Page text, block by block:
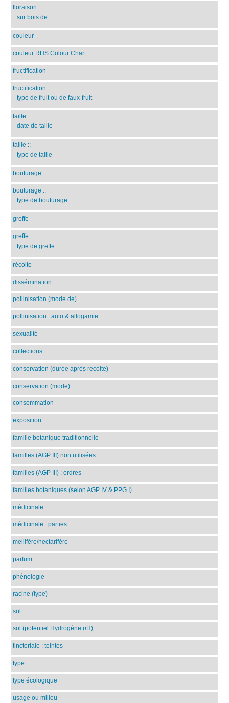
floraison ::
sur bois de
couleur
couleur RHS Colour Chart
fructification
fructification ::
type de fruit ou de faux-fruit
taille ::
date de taille
taille ::
type de taille
bouturage
bouturage ::
type de bouturage
greffe
greffe ::
type de greffe
récolte
dissémination
pollinisation (mode de)
pollinisation : auto & allogamie
sexualité
collections
conservation (durée après recolte)
conservation (mode)
consommation
exposition
famille botanique traditionnelle
familles (AGP III) non utilisées
familles (AGP III) : ordres
familles botaniques (selon AGP IV & PPG I)
médicinale
médicinale : parties
mellifère/nectarifère
parfum
phénologie
racine (type)
sol
sol (potentiel Hydrogène pH)
tinctoriale : teintes
type
type écologique
usage ou milieu